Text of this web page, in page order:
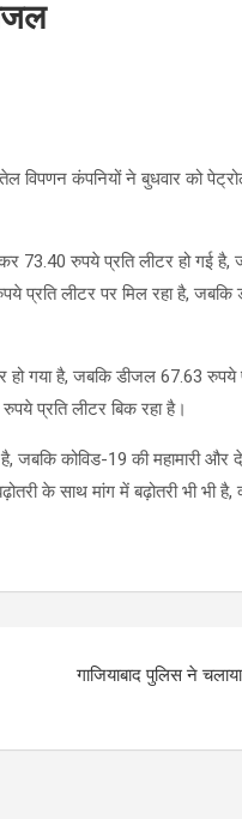
विपणन कंपनियों ने बुधवार को
73.40 रुपये प्रति लीटर हो गई
प्रति लीटर पर मिल रहा है,
गया है, जबकि डीजल 67.63 रुपये
प्रति लीटर बिक रहा है।
जबकि कोविड-19 की महामारी
के साथ मांग में बढ़ोतरी भी भी
गाजियाबाद पुलिस ने